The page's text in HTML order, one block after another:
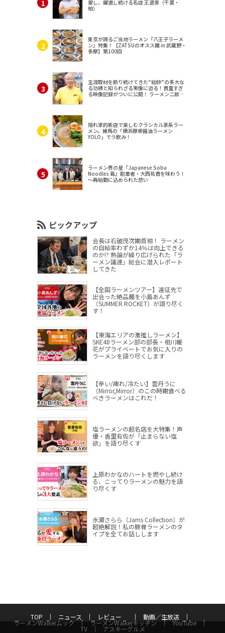
愛し、躍進し続ける名店 王道家（千葉・
柏）
東京が誇るご当地ラーメン『八王子ラーメ
ン』特集！【ZATSUのオスス麺 in 武蔵野・
多摩】第100回
生涯取材を断り続けてきた“総帥”の多大な
る功績と知られざる実像に迫る！貴重すぎ
る映像記録がついに公開！ ラーメン二郎
隠れ家的新店で楽しむクラシカル家系ラー
メン。練馬の「横浜豚骨醤油ラーメン
YOLO」でラ飲み！
ラーメン界の星『Japanese Soba
Noodles 蔦』創業者・大西祐貴を味わう！
～再始動に込められた想い
ピックアップ
会長は石破茂次期首相！ ラーメン
の自給率わずか14％は向上できる
のか!? 熱論が繰り広げられた「ラ
ーメン議連」総会に潜入レポート
してきた
【全国ラーメンツアー】遠征先で
出会った絶品麺を小島あんず
（SUMMER ROCKET）が語り尽く
す！
【東海エリアの激推しラーメン】
SKE48ラーメン部の部長・相川暖
花がプライベートでお気に入りの
ラーメンを語り尽くします
【辛い/痺れ/冷たい】雲丹うに
（Mirror,Mirror）のこの時期食べる
べきラーメンはこれだ！
塩ラーメンの超名店を大特集！声
優・香里有佐が「止まらない塩
欲」を語り尽くす
上原わかなのハートを燃やし続け
る、こってりラーメンの魅力を語
り尽くす
水瀬さらら（Jams Collection）が
超絶解説！私の豚骨ラーメンのタ
イプを全てお話しします
TOP ニュース レビュー 動画／生放送
ラーメンWalkerムック ラーメンWalkerキッチン YouTube
TV アスキーグルメ